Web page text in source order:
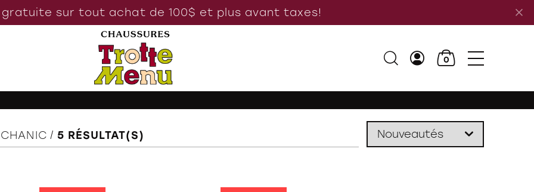
gratuite sur tout achat de 100$ et plus avant taxes!
0
5 RÉSULTAT(S)